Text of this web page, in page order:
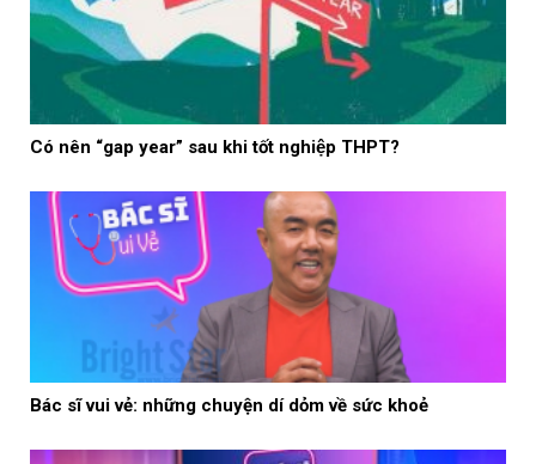
Có nên “gap year” sau khi tốt nghiệp THPT?
Bác sĩ vui vẻ: những chuyện dí dỏm về sức khoẻ